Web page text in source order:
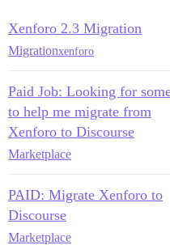
Xenforo 2.3 Migration
Migrationxenforo
Paid Job: Looking for
to help me migrate from
Xenforo to Discourse
Marketplace
PAID: Migrate Xenforo to
Discourse
Marketplace